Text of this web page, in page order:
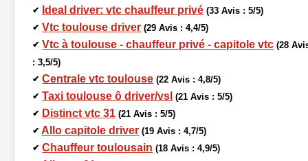
✔ Ideal driver: vtc chauffeur privé (33 Avis : 5/5)
✔ Vtc toulouse driver (29 Avis : 4,4/5)
✔ Vtc à toulouse - chauffeur privé - capitole vtc (28
: 3,5/5)
✔ Centrale vtc toulouse (22 Avis : 4,8/5)
✔ Taxi toulouse ô driver/vsl (21 Avis : 5/5)
✔ Distinct vtc 31 (21 Avis : 5/5)
✔ Allo capitole driver (19 Avis : 4,7/5)
✔ Chauffeur toulousain (18 Avis : 4,9/5)